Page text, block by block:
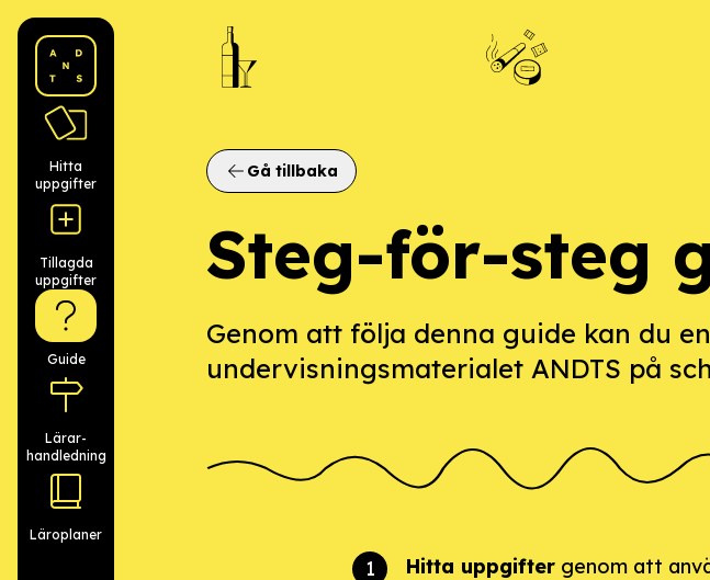
ANDTS logo
Hitta
uppgifter
Tillagda
uppgifter
Guide
Lärar­
handledning
Läroplaner
Gå tillbaka
Steg-för-steg
Genom att följa denna guide kan du
undervisningsmaterialet ANDTS på
Hitta uppgifter genom att